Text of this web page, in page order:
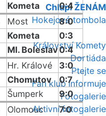
Chlapi ŽENÁM
Hokejová tombola
Království Komety
Dortiáda
Ptejte se
Fan klub informuje
Fotogalerie
Aktivní fotogalerie
Kometa
0:4
Most
8:0
Kometa
0:3
Ml. Boleslav0:4
Hr. Králové
3:0
Chomutov
0:7
Šumperk
9:0
Olomouc
7:0